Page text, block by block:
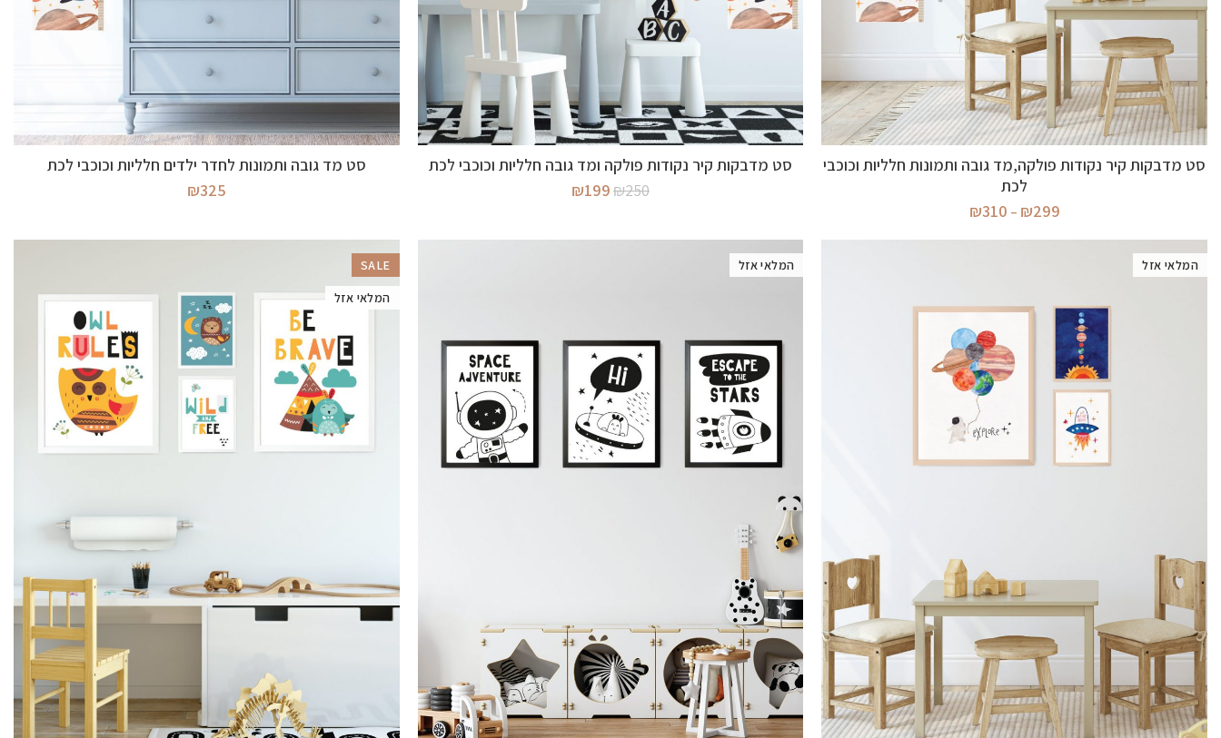
בחר אפשרויות
סט מדבקות קיר נקודות פולקה,מד גובה ותמונות חלליות וכוכבי
לכת
₪299
–
₪310
⁦₪299⁩
מידע נוסף
סט מדבקות קיר נקודות פולקה ומד גובה חלליות וכוכבי לכת
₪250
המחיר
₪250.
₪199
המחיר
₪199.
בחר אפשרויות
סט מד גובה ותמונות לחדר ילדים חלליות וכוכבי לכת
₪325
המלאי אזל המלאי אזל
SALE
המלאי אזל